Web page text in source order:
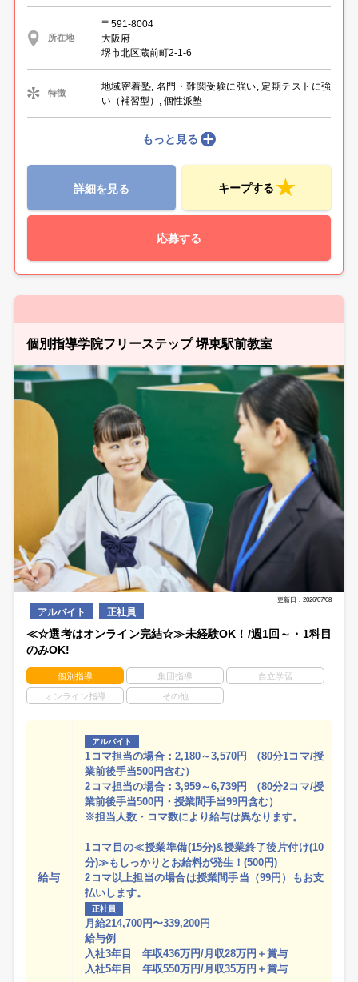
所在地
〒591-8004
大阪府
堺市北区蔵前町2-1-6
特徴
地域密着塾, 名門・難関受験に強い, 定期テストに強
い（補習型）, 個性派塾
もっと見る
詳細を見る キープする
応募する
個別指導学院フリーステップ 堺東駅前教室
更新日：2026/07/08
アルバイト 正社員
≪☆選考はオンライン完結☆≫未経験OK！/週1回～・1科目
のみOK!
個別指導 集団指導 自立学習
オンライン指導 その他
給与
アルバイト
1コマ担当の場合：2,180～3,570円 （80分1コマ/授
業前後手当500円含む）
2コマ担当の場合：3,959～6,739円 （80分2コマ/授
業前後手当500円・授業間手当99円含む）
※担当人数・コマ数により給与は異なります。
1コマ目の≪授業準備(15分)&授業終了後片付け(10
分)≫もしっかりとお給料が発生！(500円)
2コマ以上担当の場合は授業間手当（99円）もお支
払いします。
正社員
月給214,700円〜339,200円
給与例
入社3年目 年収436万円/月収28万円＋賞与
入社5年目 年収550万円/月収35万円＋賞与